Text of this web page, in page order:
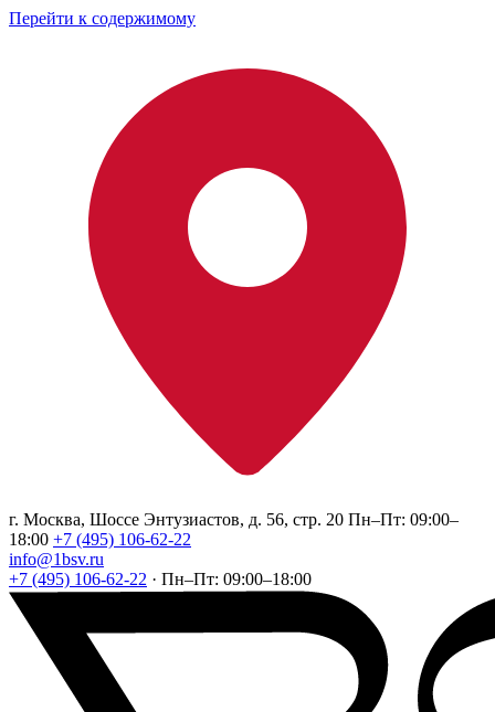
Перейти к содержимому
г. Москва, Шоссе Энтузиастов, д. 56, стр. 20 Пн–Пт: 09:00–
18:00 +7 (495) 106-62-22
info@1bsv.ru
+7 (495) 106-62-22 · Пн–Пт: 09:00–18:00